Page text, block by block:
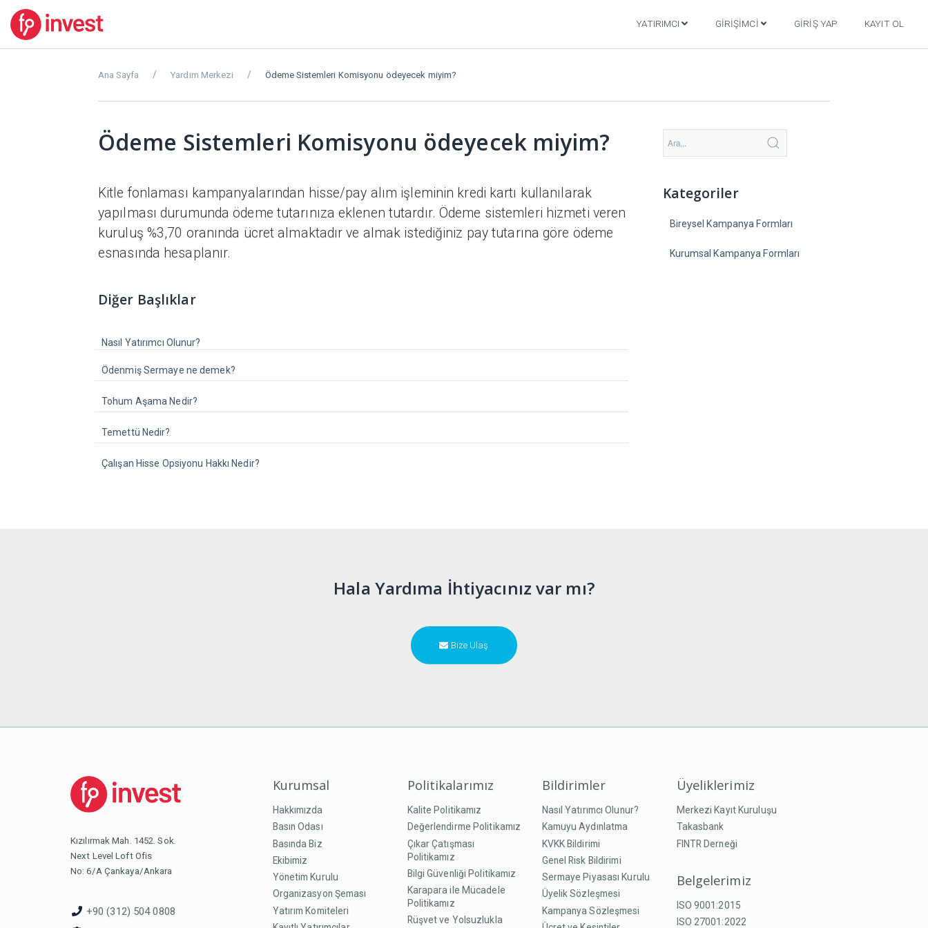
YATIRIMCI GIRIŞIMCI GIRIŞ YAP KAYIT OL
Ana Sayfa Yardım Merkezi Ödeme Sistemleri Komisyonu ödeyecek miyim?
Ödeme Sistemleri Komisyonu ödeyecek miyim?
Kitle fonlaması kampanyalarından hisse/pay alım işleminin kredi kartı kullanılarak
yapılması durumunda ödeme tutarınıza eklenen tutardır. Ödeme sistemleri hizmeti veren
kuruluş %3,70 oranında ücret almaktadır ve almak istediğiniz pay tutarına göre ödeme
esnasında hesaplanır.
Diğer Başlıklar
Nasıl Yatırımcı Olunur?
Ödenmiş Sermaye ne demek?
Tohum Aşama Nedir?
Temettü Nedir?
Çalışan Hisse Opsiyonu Hakkı Nedir?
Kategoriler
Bireysel Kampanya Formları
Kurumsal Kampanya Formları
Hala Yardıma İhtiyacınız var mı?
Bize Ulaş
Kızılırmak Mah. 1452. Sok.
Next Level Loft Ofis
No: 6/A Çankaya/Ankara
+90 (312) 504 0808
Kurumsal
Hakkımızda
Basın Odası
Basında Biz
Ekibimiz
Yönetim Kurulu
Organizasyon Şeması
Yatırım Komiteleri
Politikalarımız
Kalite Politikamız
Değerlendirme Politikamız
Çıkar Çatışması
Politikamız
Bilgi Güvenliği Politikamız
Karapara ile Mücadele
Politikamız
Rüşvet ve Yolsuzlukla
Bildirimler
Nasıl Yatırımcı Olunur?
Kamuyu Aydınlatma
KVKK Bildirimi
Genel Risk Bildirimi
Sermaye Piyasası Kurulu
Üyelik Sözleşmesi
Kampanya Sözleşmesi
Üyeliklerimiz
Merkezi Kayıt Kuruluşu
Takasbank
FINTR Derneği
Belgelerimiz
ISO 9001:2015
ISO 27001:2022